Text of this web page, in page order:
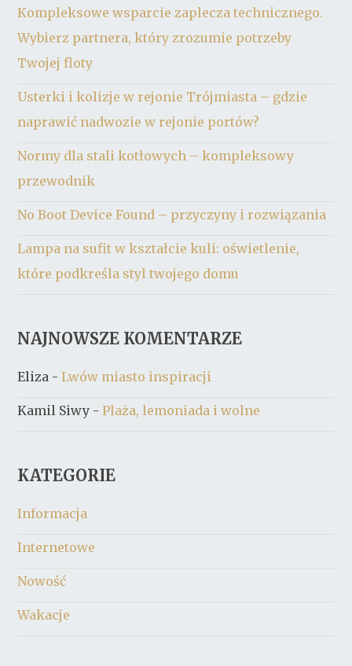
Kompleksowe wsparcie zaplecza technicznego.
Wybierz partnera, który zrozumie potrzeby
Twojej floty
Usterki i kolizje w rejonie Trójmiasta – gdzie
naprawić nadwozie w rejonie portów?
Normy dla stali kotłowych – kompleksowy
przewodnik
No Boot Device Found – przyczyny i rozwiązania
Lampa na sufit w kształcie kuli: oświetlenie,
które podkreśla styl twojego domu
NAJNOWSZE KOMENTARZE
Eliza -Lwów miasto inspiracji
Kamil Siwy -Plaża, lemoniada i wolne
KATEGORIE
Informacja
Internetowe
Nowość
Wakacje